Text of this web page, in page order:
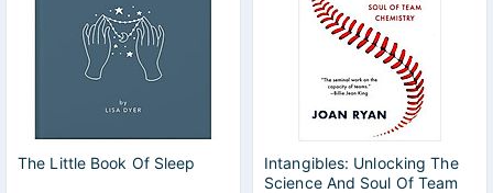
The Little Book Of Sleep
Intangibles: Unlocking The
Science And Soul Of Team